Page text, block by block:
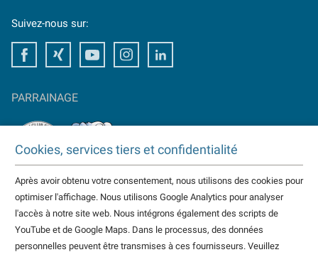
Suivez-nous sur:
FacebookXing Youtube Instagram
PARRAINAGE
TAKTOMAT est partenaire de
HC Erlangen
Eisbären Heilbronn
plus...
Cookies, services tiers et confidentialité
Après avoir obtenu votre consentement, nous utilisons des cookies pour
optimiser l'affichage. Nous utilisons Google Analytics pour analyser
l'accès à notre site web. Nous intégrons également des scripts de
YouTube et de Google Maps. Dans le processus, des données
personnelles peuvent être transmises à ces fournisseurs. Veuillez